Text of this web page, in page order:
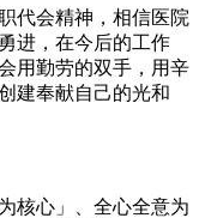
代会精神，相信医院
进，在今后的工作
用勤劳的双手，用辛
建奉献自己的光和
核心」、全心全意为